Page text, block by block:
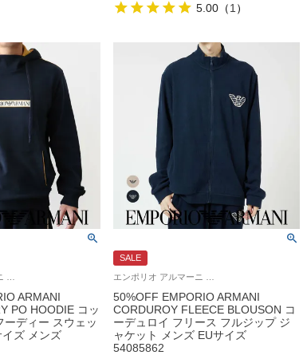
5.00 （1 ）
ARMANI
PO HOODIE コッ
ーディー スウェッ
イズ メンズ
SALE
50%OFF EMPORIO ARMANI
CORDUROY FLEECE BLOUSON コ
ーデュロイ フリース フルジップ ジ
ャケット メンズ EUサイズ
54085862